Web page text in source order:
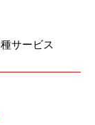
サービス